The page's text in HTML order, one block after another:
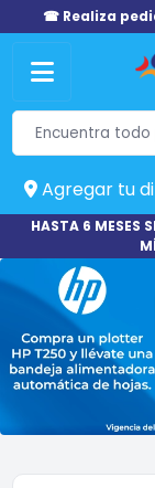
☎ Realiza
Agregar tu
HASTA 6 MESES